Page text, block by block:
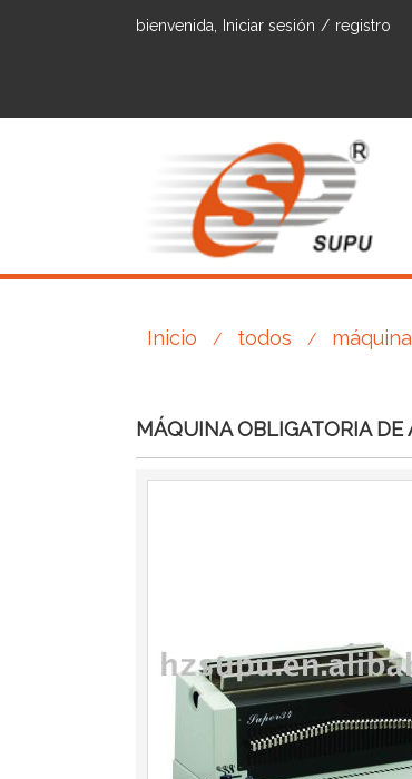
bienvenida, Iniciar sesión / registro
Inicio / todos /
MÁQUINA OBLIGATORIA DE